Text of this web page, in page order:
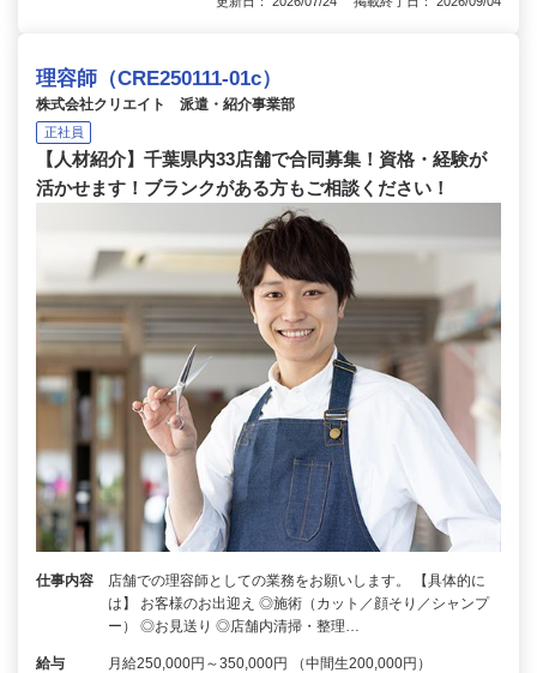
理容師（CRE250111-01c）
株式会社クリエイト 派遣・紹介事業部
正社員
【人材紹介】千葉県内33店舗で合同募集！資格・経験が
活かせます！ブランクがある方もご相談ください！
仕事内容
店舗での理容師としての業務をお願いします。 【具体的に
は】 お客様のお出迎え ◎施術（カット／顔そり／シャンプ
ー） ◎お見送り ◎店舗内清掃・整理…
給与 月給250,000円～350,000円 （中間生200,000円）